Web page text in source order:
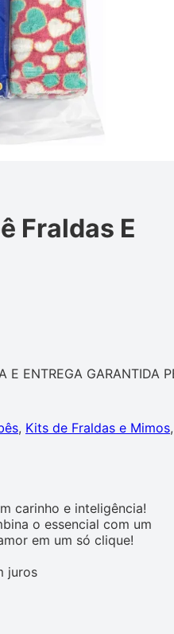
Fraldas E
GARANTIDA PELO
, Kits de Fraldas e Mimos,
carinho e inteligência!
o essencial com um
em um só clique!
juros